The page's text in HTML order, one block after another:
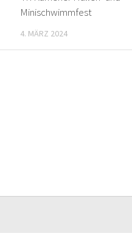
Minischwimmfest
4. MÄRZ 2024